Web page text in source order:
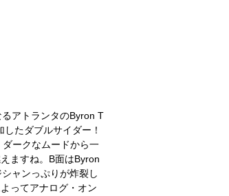
アトランタのByron T
たダブルサイダー！
ークなムードから一
ますね。B面はByron
ャンっぷりが炸裂し
ってアナログ・オン